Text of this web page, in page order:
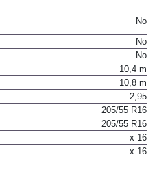
No
No
No
10,4 m
10,8 m
2,95
205/55 R16
205/55 R16
x 16
x 16